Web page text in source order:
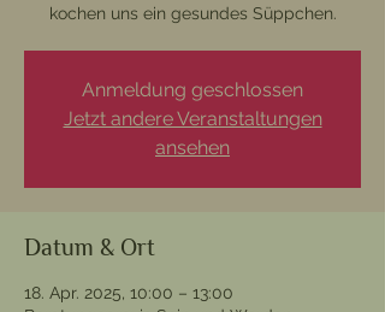
kochen uns ein gesundes Süppchen.
Anmeldung geschlossen
Jetzt andere Veranstaltungen
ansehen
Datum & Ort
18. Apr. 2025, 10:00 – 13:00